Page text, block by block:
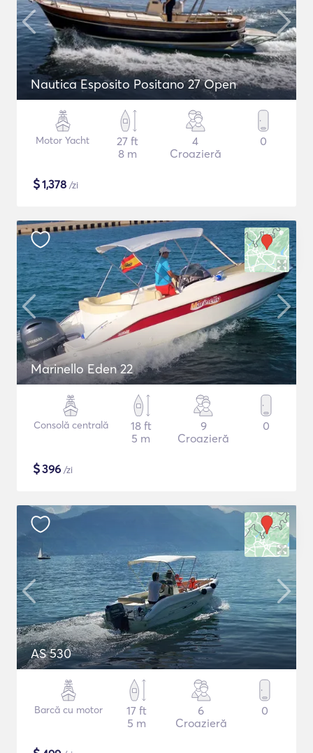
Nautica Esposito Positano 27 Open
Motor Yacht
27 ft
8 m
4
Croazieră
0
$1,378 /zi
Marinello Eden 22
Consolă centrală
18 ft
5 m
9
Croazieră
0
$396 /zi
AS 530
Barcă cu motor
17 ft
5 m
6
Croazieră
0